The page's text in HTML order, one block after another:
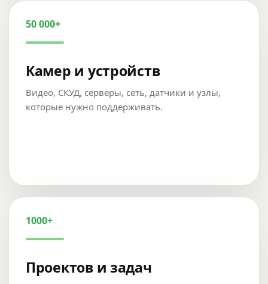
50 000+
Камер и устройств
Видео, СКУД, серверы, сеть, датчики и узлы,
которые нужно поддерживать.
1000+
Проектов и задач